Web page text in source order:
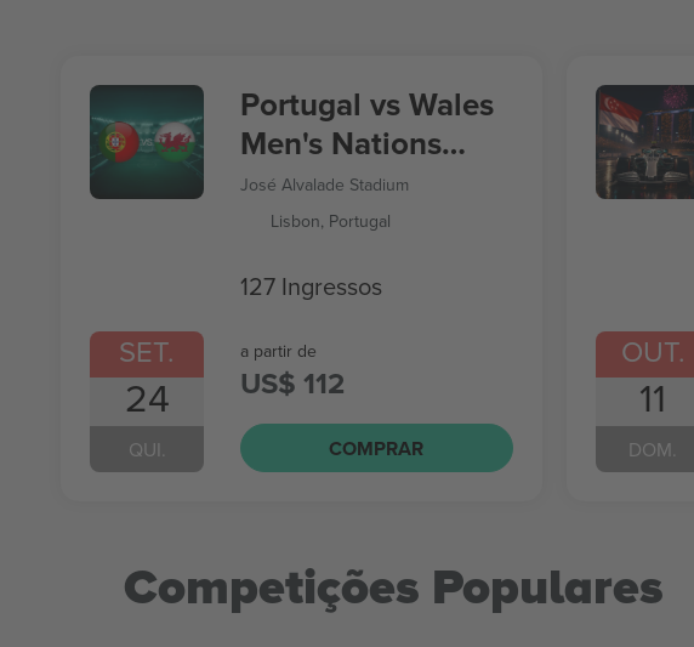
SET.
24
QUI.
Portugal vs Wales
Men's Nations
League
José Alvalade Stadium
Lisbon, Portugal
127 Ingressos
a partir de
US$ 112
COMPRAR
OUT.
11
DOM.
Competições Populares